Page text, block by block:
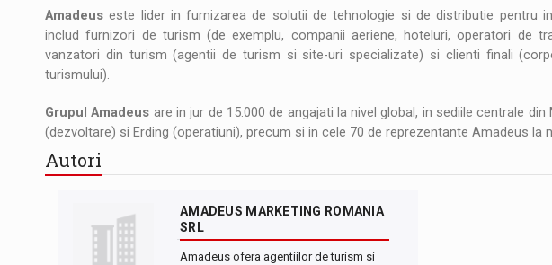
Amadeus este lider in furnizarea de solutii de tehnologie si de distributie pentru
includ furnizori de turism (de exemplu, companii aeriene, hoteluri, operatori de
vanzatori din turism (agentii de turism si site-uri specializate) si clienti finali
turismului).
Grupul Amadeus are in jur de 15.000 de angajati la nivel global, in sediile centrale
(dezvoltare) si Erding (operatiuni), precum si in cele 70 de reprezentante Amadeus la
Autori
AMADEUS MARKETING ROMANIA
SRL
Amadeus ofera agentiilor de turism si